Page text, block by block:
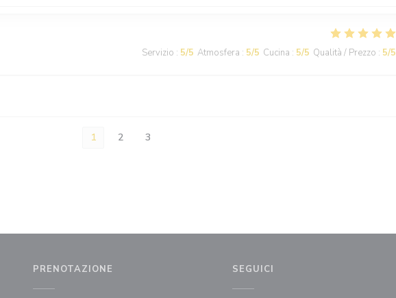
Servizio : 5/5 Atmosfera : 5/5 Cucina : 5/5 Qualità / Prezzo : 5/5
1 2 3
PRENOTAZIONE SEGUICI